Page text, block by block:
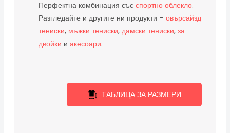
Перфектна комбинация съсспортно облекло.
Разгледайте и другите ни продукти –овърсайзд
тениски, мъжки тениски,дамски тениски,за
двойки иакесоари.
ТАБЛИЦА ЗА РАЗМЕРИ